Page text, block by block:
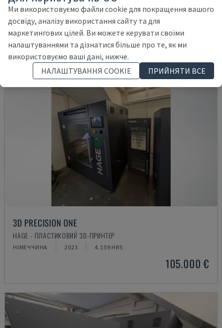
НІМЕЧЧИНА 2018 16.291 HRS
3D PRECISION ONE
HAGE - ПЛАСТИКОВИЙ 3D-ПРИНТЕР
НІМЕЧЧИНА 2023 4.159 HRS
105.000 €
Ми використовуємо файли cookie для покращення вашого
досвіду, аналізу використання сайту та для
маркетингових цілей. Ви можете керувати своїми
налаштуваннями та дізнатися більше про те, як ми
використовуємо ваші дані, нижче.
НАЛАШТУВАННЯ COOKIE
ПРИЙНЯТИ ВСЕ